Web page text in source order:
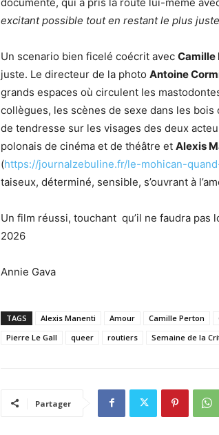
excitant possible tout en restant le plus
Un scenario bien ficelé coécrit avec Camille
juste. Le directeur de la photo Antoine
grands espaces où circulent les
collègues, les scènes de sexe dans les
de tendresse sur les visages des deux
polonais de cinéma et de théâtre et Alexis
(https://journalzebuline.fr/le-mohican-
taiseux, déterminé, sensible, s’ouvrant à
Un film réussi, touchant qu’il ne faudra
2026
Annie Gava
TAGS Alexis Manenti Amour Camille Perton
Pierre Le Gall
queer routiers Semaine de la
Partager